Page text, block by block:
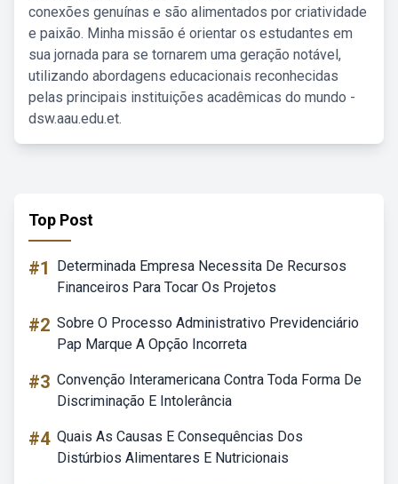
conexões genuínas e são alimentados por criatividade
e paixão. Minha missão é orientar os estudantes em
sua jornada para se tornarem uma geração notável,
utilizando abordagens educacionais reconhecidas
pelas principais instituições acadêmicas do mundo -
dsw.aau.edu.et.
Top Post
#1
Determinada Empresa Necessita De Recursos
Financeiros Para Tocar Os Projetos
#2 Sobre O Processo Administrativo Previdenciário
Pap Marque A Opção Incorreta
#3 Convenção Interamericana Contra Toda Forma De
Discriminação E Intolerância
#4 Quais As Causas E Consequências Dos
Distúrbios Alimentares E Nutricionais